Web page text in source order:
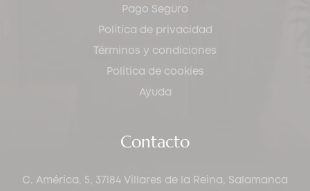
Pago Seguro
Política de privacidad
Términos y condiciones
Política de cookies
Ayuda
Contacto
C. América, 5, 37184 Villares de la Reina, Salamanca